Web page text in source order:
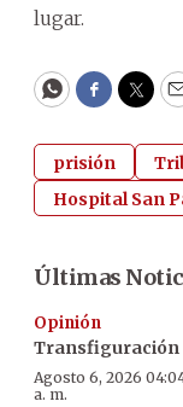
lugar.
WhatsApp
prisión
Hospital San
Últimas
Opinión
Transfiguración
Agosto 6, 2026
a. m.